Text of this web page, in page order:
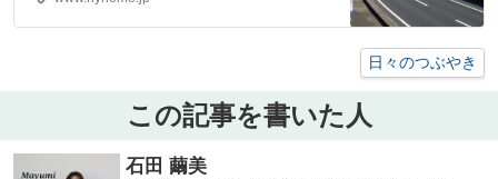
日々のつぶやき
この記事を書いた人
石田 繭美